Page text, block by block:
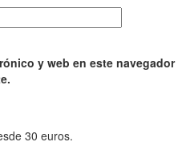
y web en este navegador
30 euros.